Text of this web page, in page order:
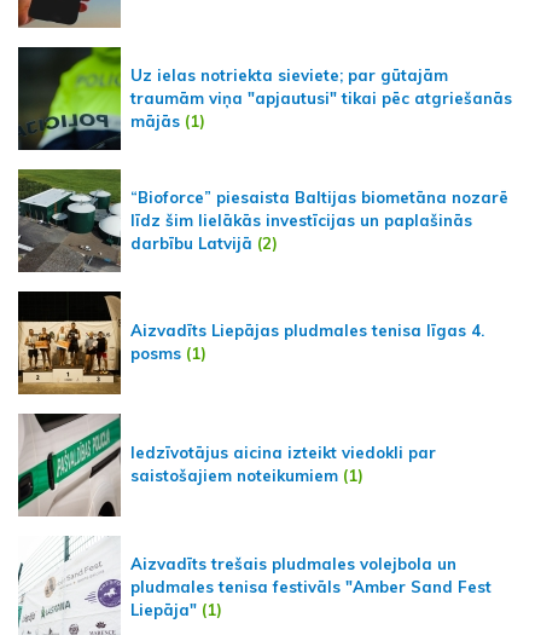
Uz ielas notriekta sieviete; par gūtajām
traumām viņa "apjautusi" tikai pēc atgriešanās
mājās (1)
“Bioforce” piesaista Baltijas biometāna nozarē
līdz šim lielākās investīcijas un paplašinās
darbību Latvijā (2)
Aizvadīts Liepājas pludmales tenisa līgas 4.
posms (1)
Iedzīvotājus aicina izteikt viedokli par
saistošajiem noteikumiem (1)
Aizvadīts trešais pludmales volejbola un
pludmales tenisa festivāls "Amber Sand Fest
Liepāja" (1)